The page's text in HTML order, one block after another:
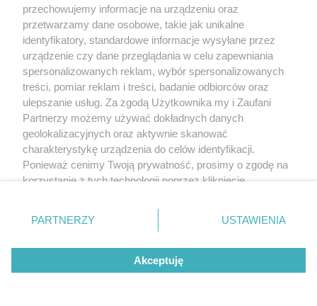
przechowujemy informacje na urządzeniu oraz
przetwarzamy dane osobowe, takie jak unikalne
identyfikatory, standardowe informacje wysyłane przez
urządzenie czy dane przeglądania w celu zapewniania
spersonalizowanych reklam, wybór spersonalizowanych
treści, pomiar reklam i treści, badanie odbiorców oraz
ulepszanie usług. Za zgodą Użytkownika my i Zaufani
Partnerzy możemy używać dokładnych danych
geolokalizacyjnych oraz aktywnie skanować
charakterystykę urządzenia do celów identyfikacji.
Ponieważ cenimy Twoją prywatność, prosimy o zgodę na
korzystanie z tych technologii poprzez kliknięcie
zmienić/wycofać klikając przycisk ustawień prywatności
znajdujący się w lewym dolnym rogu strony
rodzaje przetwarzania danych nie wymagają zgody
użytkownika, ale masz prawo sprzeciwić się takiemu
przetwarzaniu. Preferencje będą miały zastosowanie tylko
PARTNERZY USTAWIENIA
Akceptuję